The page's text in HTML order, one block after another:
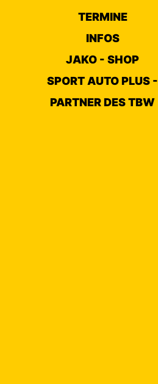
TERMINE
INFOS
JAKO - SHOP
SPORT AUTO PLUS -
PARTNER DES TBW